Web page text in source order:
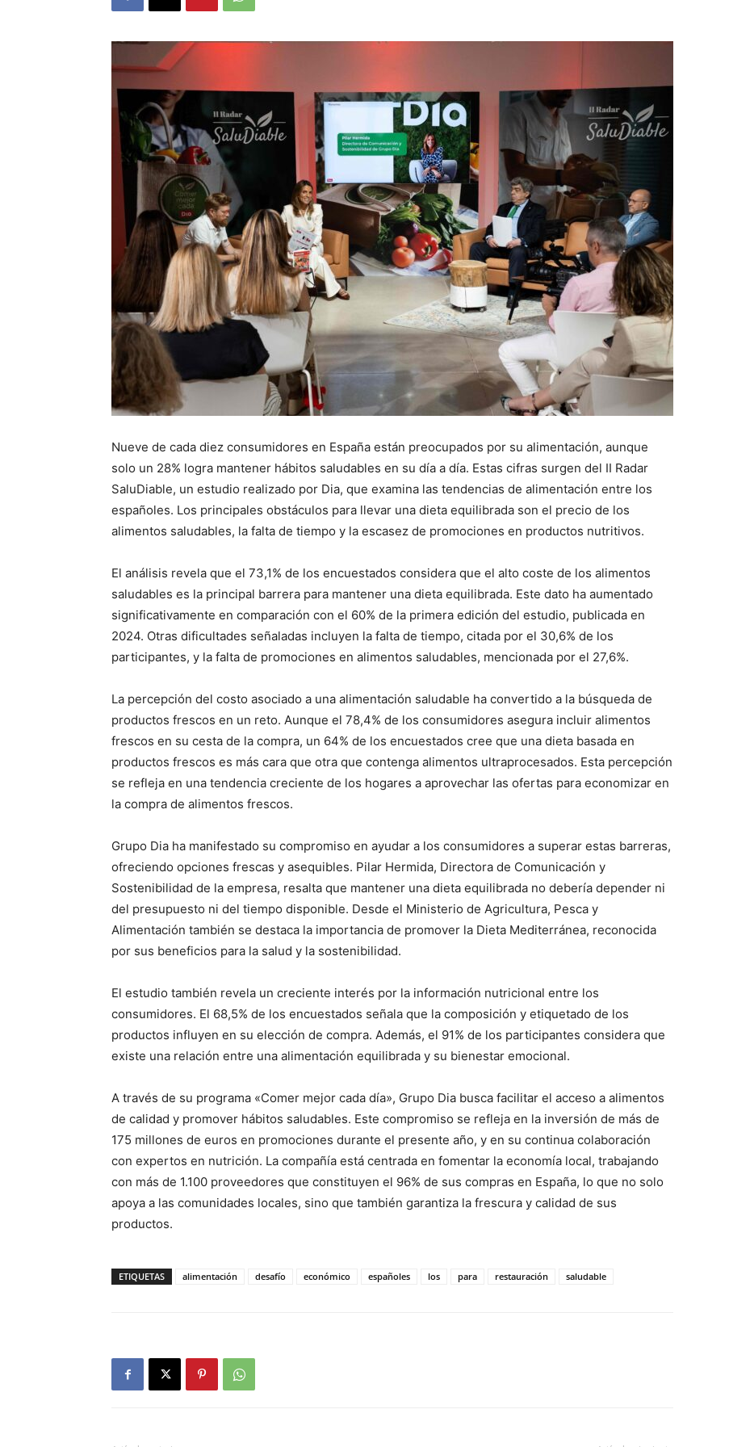
Nueve de cada diez consumidores en España están preocupados por su alimentación, aunque
solo un 28% logra mantener hábitos saludables en su día a día. Estas cifras surgen del II Radar
SaluDiable, un estudio realizado por Dia, que examina las tendencias de alimentación entre los
españoles. Los principales obstáculos para llevar una dieta equilibrada son el precio de los
alimentos saludables, la falta de tiempo y la escasez de promociones en productos nutritivos.
El análisis revela que el 73,1% de los encuestados considera que el alto coste de los alimentos
saludables es la principal barrera para mantener una dieta equilibrada. Este dato ha aumentado
significativamente en comparación con el 60% de la primera edición del estudio, publicada en
2024. Otras dificultades señaladas incluyen la falta de tiempo, citada por el 30,6% de los
participantes, y la falta de promociones en alimentos saludables, mencionada por el 27,6%.
La percepción del costo asociado a una alimentación saludable ha convertido a la búsqueda de
productos frescos en un reto. Aunque el 78,4% de los consumidores asegura incluir alimentos
frescos en su cesta de la compra, un 64% de los encuestados cree que una dieta basada en
productos frescos es más cara que otra que contenga alimentos ultraprocesados. Esta percepción
se refleja en una tendencia creciente de los hogares a aprovechar las ofertas para economizar en
la compra de alimentos frescos.
Grupo Dia ha manifestado su compromiso en ayudar a los consumidores a superar estas barreras,
ofreciendo opciones frescas y asequibles. Pilar Hermida, Directora de Comunicación y
Sostenibilidad de la empresa, resalta que mantener una dieta equilibrada no debería depender ni
del presupuesto ni del tiempo disponible. Desde el Ministerio de Agricultura, Pesca y
Alimentación también se destaca la importancia de promover la Dieta Mediterránea, reconocida
por sus beneficios para la salud y la sostenibilidad.
El estudio también revela un creciente interés por la información nutricional entre los
consumidores. El 68,5% de los encuestados señala que la composición y etiquetado de los
productos influyen en su elección de compra. Además, el 91% de los participantes considera que
existe una relación entre una alimentación equilibrada y su bienestar emocional.
A través de su programa «Comer mejor cada día», Grupo Dia busca facilitar el acceso a alimentos
de calidad y promover hábitos saludables. Este compromiso se refleja en la inversión de más de
175 millones de euros en promociones durante el presente año, y en su continua colaboración
con expertos en nutrición. La compañía está centrada en fomentar la economía local, trabajando
con más de 1.100 proveedores que constituyen el 96% de sus compras en España, lo que no solo
apoya a las comunidades locales, sino que también garantiza la frescura y calidad de sus
productos.
ETIQUETAS alimentación desafío económico españoles los para restauración saludable